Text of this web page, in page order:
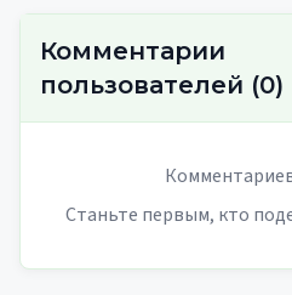
Комментарии
пользователей (0)
Станьте первым, кто